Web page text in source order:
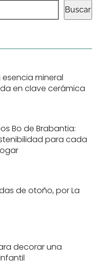
Buscar
esencia mineral
en clave cerámica
Bo de Brabantia:
para cada
de otoño, por La
decorar una